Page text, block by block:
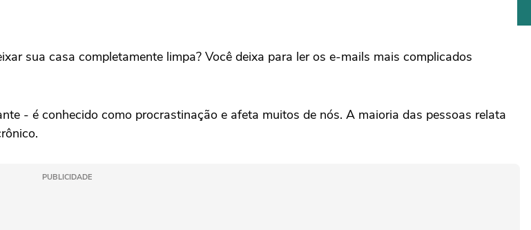
sua casa completamente limpa? Você deixa para ler os e-mails mais complicados
- é conhecido como procrastinação e afeta muitos de nós. A maioria das pessoas relata
PUBLICIDADE